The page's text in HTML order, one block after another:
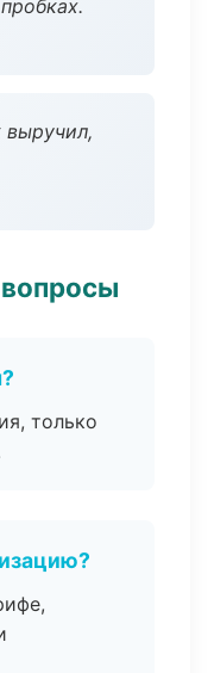
выручил,
только